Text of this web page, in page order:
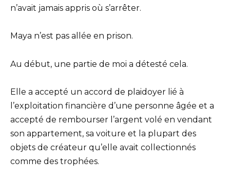
n’avait jamais appris où s’arrêter.
Maya n’est pas allée en prison.
Au début, une partie de moi a détesté cela.
Elle a accepté un accord de plaidoyer lié à
l’exploitation financière d’une personne âgée et a
accepté de rembourser l’argent volé en vendant
son appartement, sa voiture et la plupart des
objets de créateur qu’elle avait collectionnés
comme des trophées.